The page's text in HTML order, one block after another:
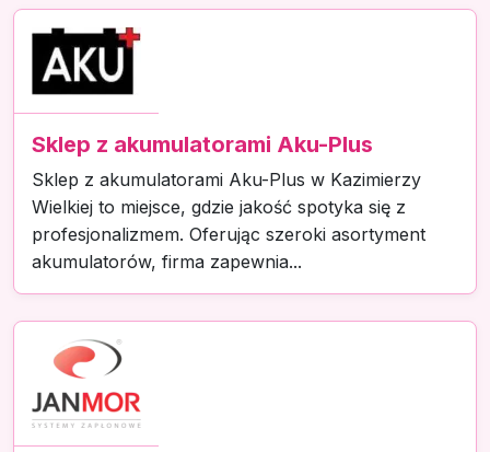
Sklep z akumulatorami Aku-Plus
Sklep z akumulatorami Aku-Plus w Kazimierzy
Wielkiej to miejsce, gdzie jakość spotyka się z
profesjonalizmem. Oferując szeroki asortyment
akumulatorów, firma zapewnia...